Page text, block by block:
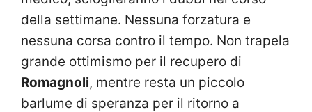
della settimane. Nessuna forzatura e
nessuna corsa contro il tempo. Non trapela
grande ottimismo per il recupero di
Romagnoli, mentre resta un piccolo
barlume di speranza per il ritorno a